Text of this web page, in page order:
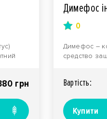
грн
Димефос
0
Димефос –
средство
Вартiсть:
Купити